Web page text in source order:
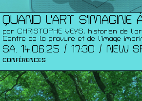
QUAND L'ART S'IMAGINE
par CHRISTOPHE VEYS, historien de
Centre de la gravure et de l'image
SA. 14.06.25 / 17:30 / NEW
CONFÉRENCES